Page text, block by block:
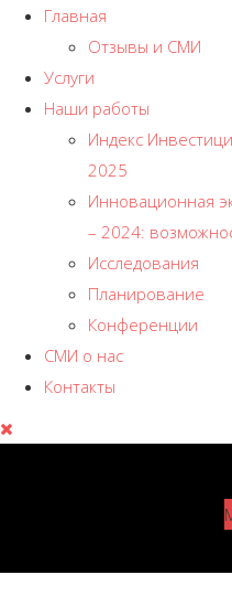
Главная
Отзывы и СМИ
Услуги
Наши работы
Индекс
2025
Инновационная
– 2024:
Исследования
Планирование
Конференции
СМИ о нас
Контакты